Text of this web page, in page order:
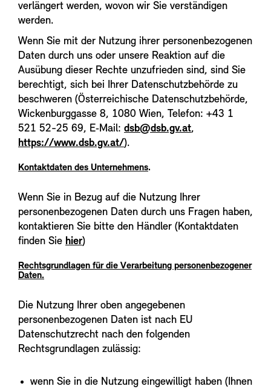
verlängert werden, wovon wir Sie verständigen
werden.
Wenn Sie mit der Nutzung ihrer personenbezogenen
Daten durch uns oder unsere Reaktion auf die
Ausübung dieser Rechte unzufrieden sind, sind Sie
berechtigt, sich bei Ihrer Datenschutzbehörde zu
beschweren (Österreichische Datenschutzbehörde,
Wickenburggasse 8, 1080 Wien, Telefon: +43 1
521 52-25 69, E‑Mail: dsb@dsb.gv.at,
https://www.dsb.gv.at/).
Kontaktdaten des Unternehmens.
Wenn Sie in Bezug auf die Nutzung Ihrer
personenbezogenen Daten durch uns Fragen haben,
kontaktieren Sie bitte den Händler (Kontaktdaten
finden Sie hier)
Rechtsgrundlagen für die Verarbeitung personenbezogener
Daten.
Die Nutzung Ihrer oben angegebenen
personenbezogenen Daten ist nach EU
Datenschutzrecht nach den folgenden
Rechtsgrundlagen zulässig:
wenn Sie in die Nutzung eingewilligt haben (Ihnen